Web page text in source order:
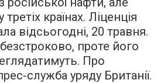
країнах. Ліценція
відсьогодні, 20 травня.
проте його
Про
служба уряду Британії.